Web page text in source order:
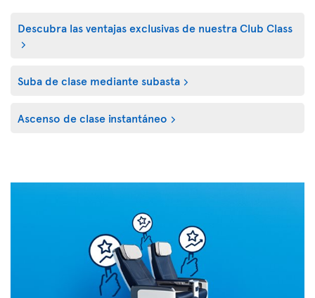
Descubra las ventajas exclusivas de nuestra Club Class
Suba de clase mediante subasta
Ascenso de clase instantáneo